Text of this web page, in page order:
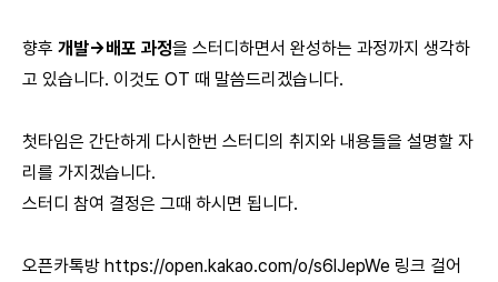
향후 개발->배포 과정을 스터디하면서 완성하는 과정까지 생각하
고 있습니다. 이것도 OT 때 말씀드리겠습니다.
첫타임은 간단하게 다시한번 스터디의 취지와 내용들을 설명할 자
리를 가지겠습니다.
스터디 참여 결정은 그때 하시면 됩니다.
오픈카톡방 https://open.kakao.com/o/s6lJepWe 링크 걸어